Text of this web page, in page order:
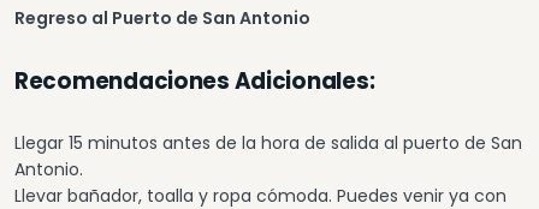
Regreso al Puerto de San Antonio
Recomendaciones Adicionales:
Llegar 15 minutos antes de la hora de salida al puerto de San
Antonio.
Llevar bañador, toalla y ropa cómoda. Puedes venir ya con